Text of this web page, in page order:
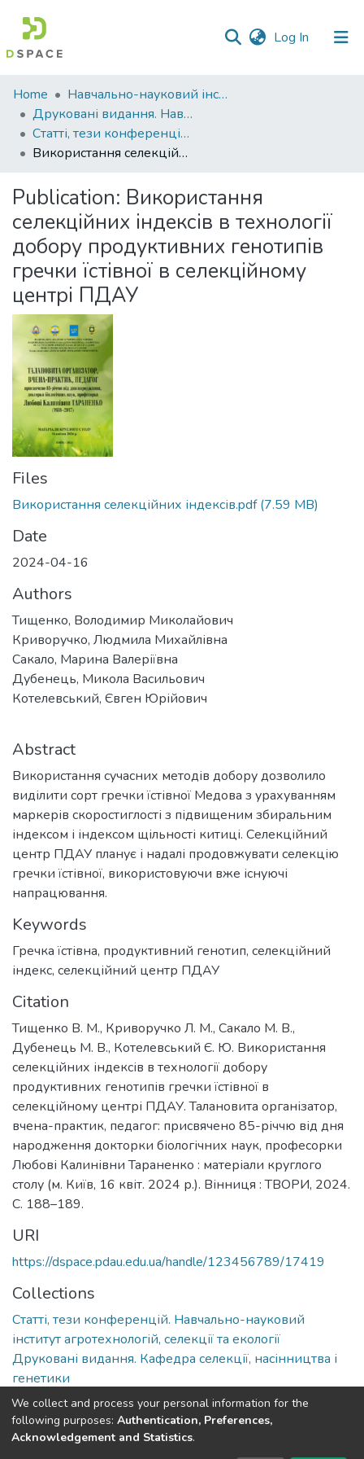
Log In (current)
Communities
&
Collections
All of DSpace
Statistics
Home
Навчально-науковий інститут агротехнологій, селекції та екології
Друковані видання. Навчально-науковий інститут агротехнологій, селекції та екології
Статті, тези конференцій. Навчально-науковий інститут агротехнологій, селекції та екології
Використання селекційних індексів в технології добору продуктивних генотипів гречки їстівної в селекційному центрі ПДАУ
Publication: Використання
селекційних індексів в технології
добору продуктивних генотипів
гречки їстівної в селекційному
центрі ПДАУ
Files
Використання селекційних індексів.pdf(7.59 MB)
Date
2024-04-16
Authors
Тищенко, Володимир Миколайович
Криворучко, Людмила Михайлівна
Сакало, Марина Валеріївна
Дубенець, Микола Васильович
Котелевський, Євген Юрійович
Abstract
Використання сучасних методів добору дозволило
виділити сорт гречки їстівної Медова з урахуванням
маркерів скоростиглості з підвищеним збиральним
індексом і індексом щільності китиці. Селекційний
центр ПДАУ планує і надалі продовжувати селекцію
гречки їстівної, використовуючи вже існуючі
напрацювання.
Keywords
Гречка їстівна, продуктивний генотип, селекційний
індекс, селекційний центр ПДАУ
Citation
Тищенко В. М., Криворучко Л. М., Сакало М. В.,
Дубенець М. В., Котелевський Є. Ю. Використання
селекційних індексів в технології добору
продуктивних генотипів гречки їстівної в
селекційному центрі ПДАУ. Талановита організатор,
вчена-практик, педагог: присвячено 85-річчю від дня
народження докторки біологічних наук, професорки
Любові Калинівни Тараненко : матеріали круглого
столу (м. Київ, 16 квіт. 2024 р.). Вінниця : ТВОРИ, 2024.
С. 188–189.
URI
https://dspace.pdau.edu.ua/handle/123456789/17419
Collections
Статті, тези конференцій. Навчально-науковий
інститут агротехнологій, селекції та екології
Друковані видання. Кафедра селекції, насінництва і
генетики
Full item page
We collect and process your personal information for the
following purposes: Authentication, Preferences,
Acknowledgement and Statistics.